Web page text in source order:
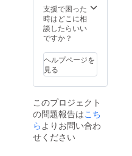
ナブル
の観点
から
セール
しない
ので、
割引価
格でご
ただけ
るこの
機会を
お見逃
しな
支援で困った
時はどこに相
談したらいい
ですか？
ヘルプページを
見る
このプロジェクト
の問題報告はこち
ら よりお問い合わ
せください